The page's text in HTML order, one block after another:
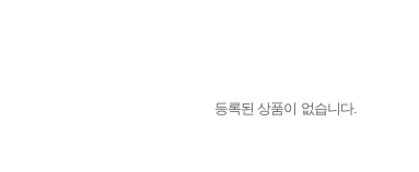
등록된 상품이 없습니다.